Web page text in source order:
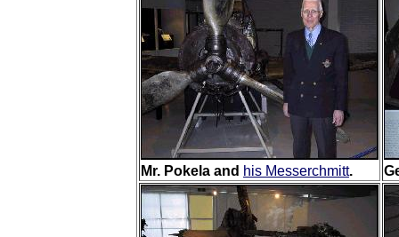
Mr. Pokela and his Messerchmitt.